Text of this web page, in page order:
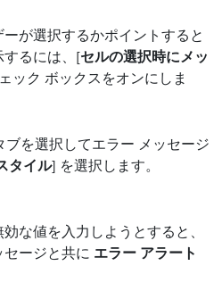
が選択するかポイントすると
するには、[セルの選択時にメッ
ック ボックスをオンにしま
ブを選択してエラー メッセージ
タイル] を選択します。
な値を入力しようとすると、
ージと共に エラー アラート